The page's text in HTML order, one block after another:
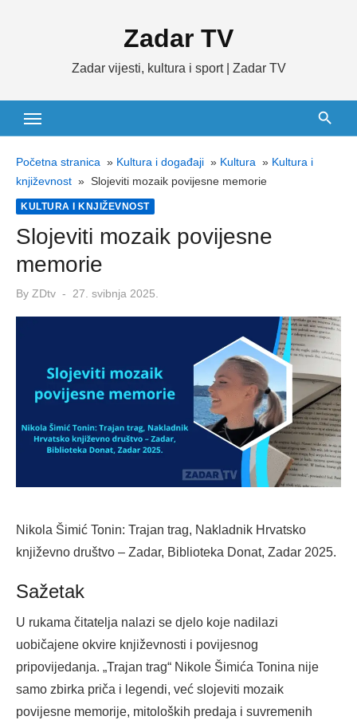
Zadar TV
Zadar vijesti, kultura i sport | Zadar TV
Početna stranica » Kultura i događaji » Kultura » Kultura i
književnost » Slojeviti mozaik povijesne memorie
KULTURA I KNJIŽEVNOST
Slojeviti mozaik povijesne
memorie
By ZDtv
Posted
27. svibnja 2025.
Nikola Šimić Tonin: Trajan trag, Nakladnik Hrvatsko
književno društvo – Zadar, Biblioteka Donat, Zadar 2025.
Sažetak
U rukama čitatelja nalazi se djelo koje nadilazi
uobičajene okvire književnosti i povijesnog
pripovijedanja. „Trajan trag“ Nikole Šimića Tonina nije
samo zbirka priča i legendi, već slojeviti mozaik
povijesne memorije, mitoloških predaja i suvremenih